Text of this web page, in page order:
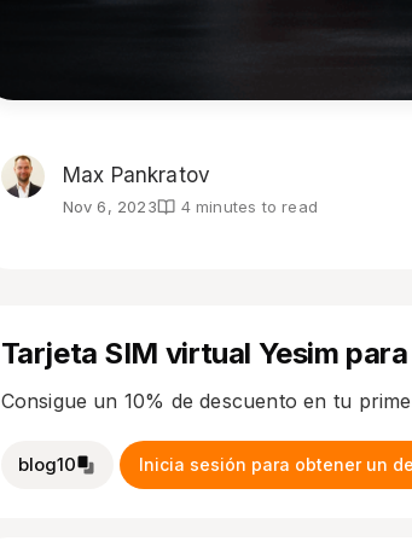
Max Pankratov
Nov 6, 2023 4 minutes to read
Tarjeta SIM virtual Yesim
Consigue un 10% de descuento en tu
blog10 Inicia sesión para obtener un